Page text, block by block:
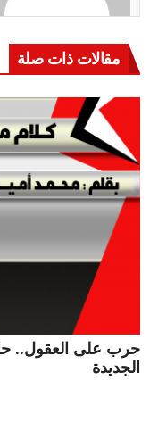
مقالات ذات صلة
حرب على العقول..
الجديدة